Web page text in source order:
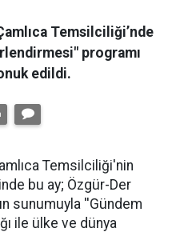
Temsilciliği’nde
programı
edildi.
Temsilciliği'nin
bu ay; Özgür-Der
sunumuyla ''Gündem
ile ülke ve dünya